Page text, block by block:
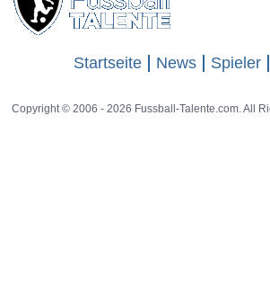
Startseite News Spieler
Copyright © 2006 - 2026 Fussball-Talente.com. All